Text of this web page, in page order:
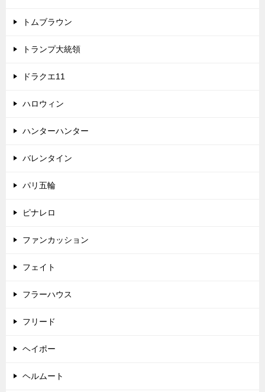
トムブラウン
トランプ大統領
ドラクエ11
ハロウィン
ハンターハンター
バレンタイン
パリ五輪
ピナレロ
ファンカッション
フェイト
フラーハウス
フリード
ヘイポー
ヘルムート